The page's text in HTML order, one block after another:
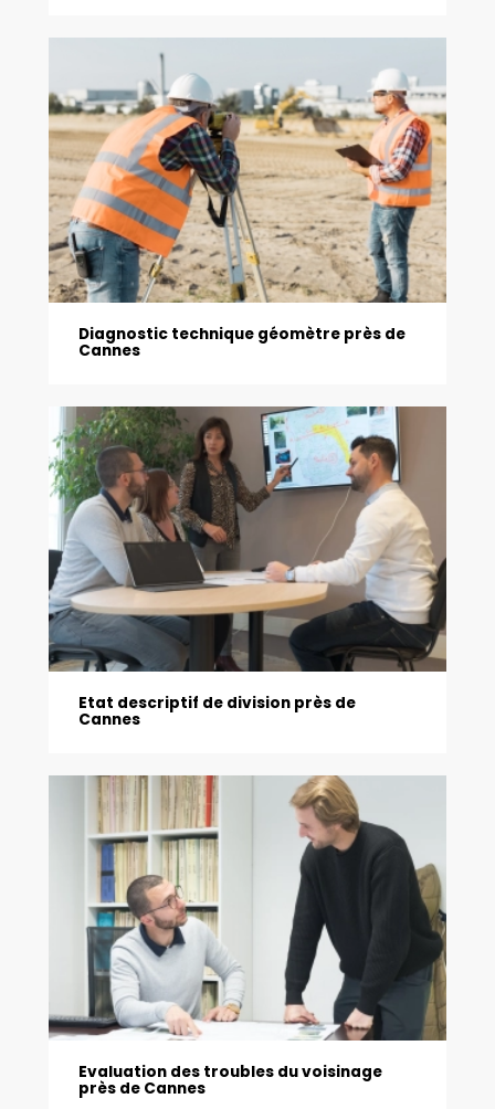
Diagnostic technique géomètre près de
Cannes
Etat descriptif de division près de
Cannes
Evaluation des troubles du voisinage
près de Cannes